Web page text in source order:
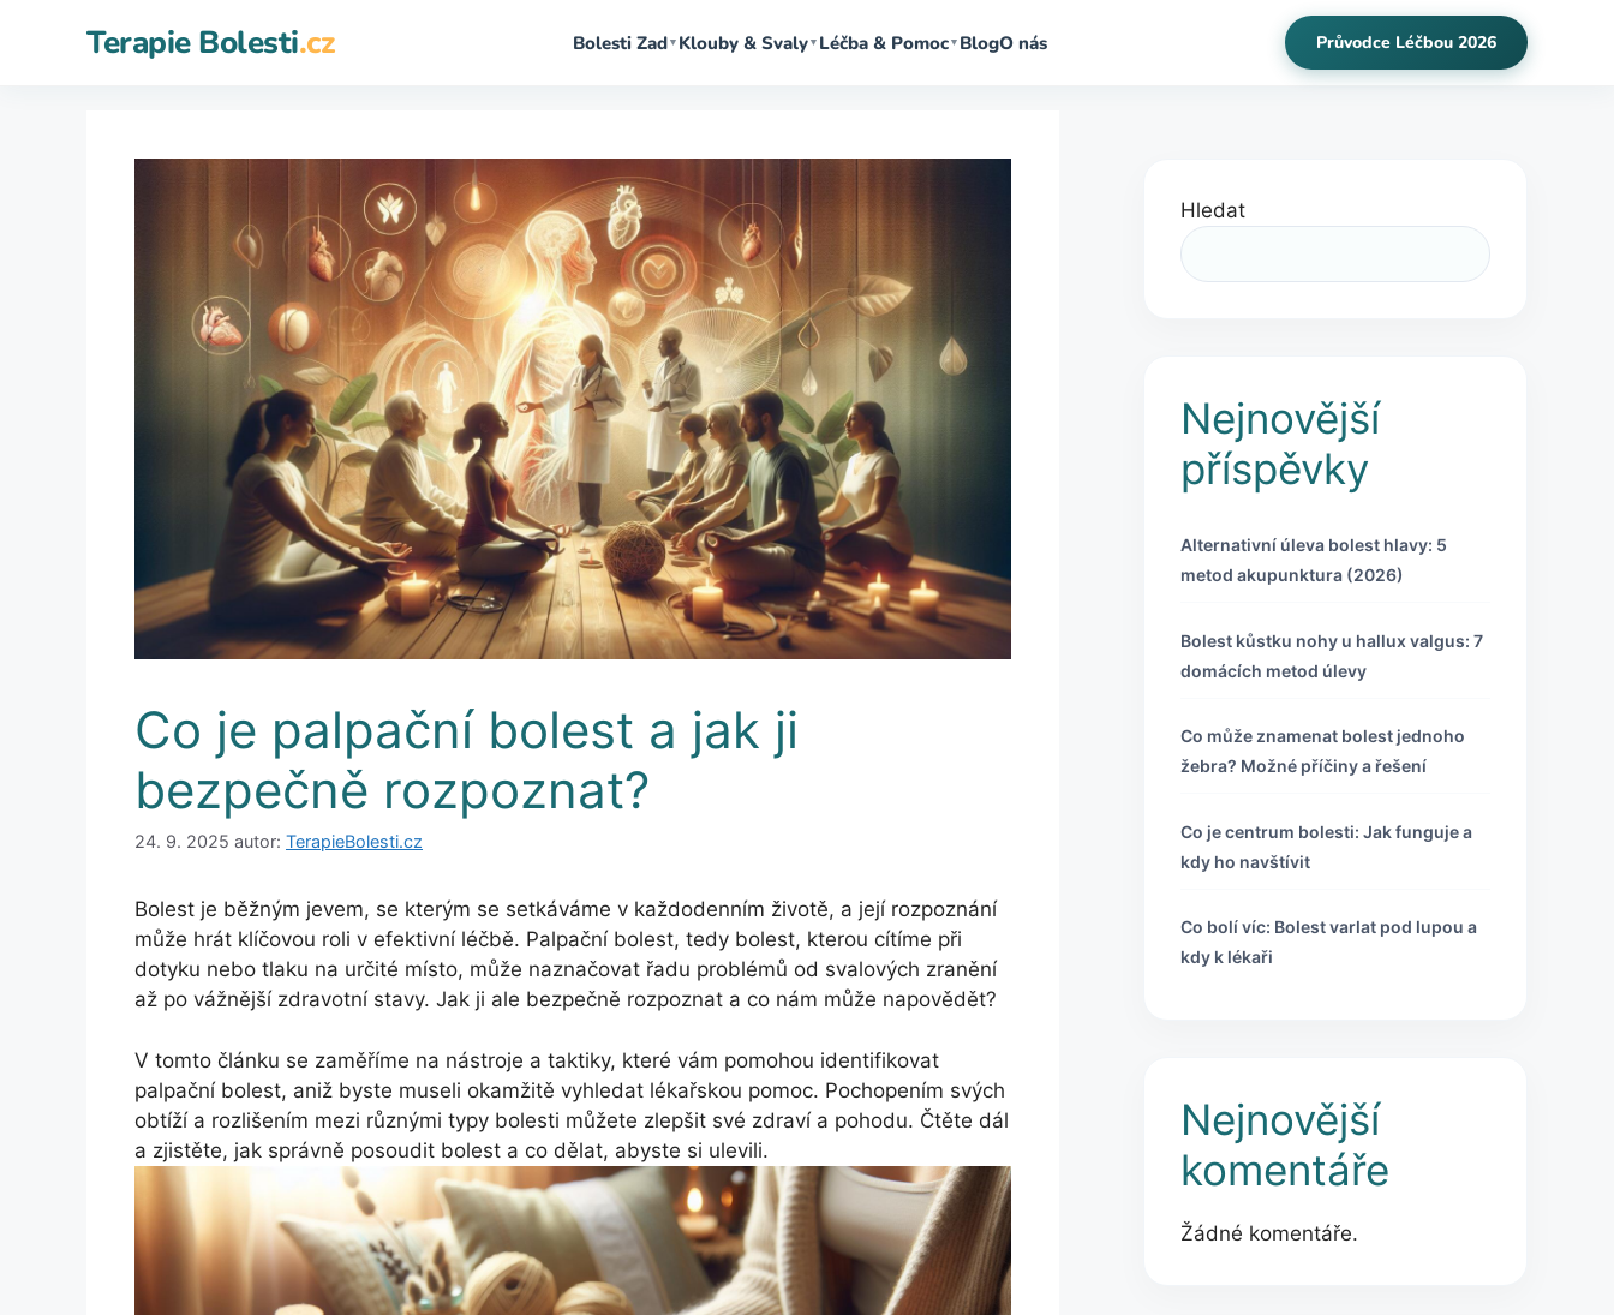
Terapie Bolesti.cz Bolesti Zad▼ Klouby & Svaly▼ Léčba & Pomoc▼ BlogO nás Průvodce Léčbou 2026
Co je palpační bolest a jak ji
bezpečně rozpoznat?
24. 9. 2025 autor: TerapieBolesti.cz
Bolest je běžným jevem, se kterým se setkáváme v každodenním životě, a její rozpoznání
může hrát klíčovou roli v efektivní léčbě. Palpační bolest, tedy bolest, kterou cítíme při
dotyku nebo tlaku na určité místo, může naznačovat řadu problémů od svalových zranění
až po vážnější zdravotní stavy. Jak ji ale bezpečně rozpoznat a co nám může napovědět?
V tomto článku se zaměříme na nástroje a taktiky, které vám pomohou identifikovat
palpační bolest, aniž byste museli okamžitě vyhledat lékařskou pomoc. Pochopením svých
obtíží a rozlišením mezi různými typy bolesti můžete zlepšit své zdraví a pohodu. Čtěte dál
a zjistěte, jak správně posoudit bolest a co dělat, abyste si ulevili.
Hledat
Nejnovější
příspěvky
Alternativní úleva bolest hlavy: 5
metod akupunktura (2026)
Bolest kůstku nohy u hallux valgus: 7
domácích metod úlevy
Co může znamenat bolest jednoho
žebra? Možné příčiny a řešení
Co je centrum bolesti: Jak funguje a
kdy ho navštívit
Co bolí víc: Bolest varlat pod lupou a
kdy k lékaři
Nejnovější
komentáře
Žádné komentáře.